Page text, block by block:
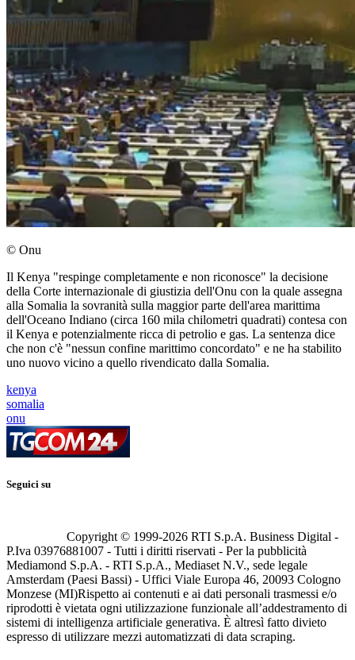
© Onu
Il Kenya "respinge completamente e non riconosce" la decisione
della Corte internazionale di giustizia dell'Onu con la quale assegna
alla Somalia la sovranità sulla maggior parte dell'area marittima
dell'Oceano Indiano (circa 160 mila chilometri quadrati) contesa con
il Kenya e potenzialmente ricca di petrolio e gas. La sentenza dice
che non c'è "nessun confine marittimo concordato" e ne ha stabilito
uno nuovo vicino a quello rivendicato dalla Somalia.
kenya
somalia
onu
Seguici su
Copyright © 1999-2026 RTI S.p.A. Business Digital -
P.Iva 03976881007 - Tutti i diritti riservati - Per la pubblicità
Mediamond S.p.A. - RTI S.p.A., Mediaset N.V., sede legale
Amsterdam (Paesi Bassi) - Uffici Viale Europa 46, 20093 Cologno
Monzese (MI)Rispetto ai contenuti e ai dati personali trasmessi e/o
riprodotti è vietata ogni utilizzazione funzionale all’addestramento di
sistemi di intelligenza artificiale generativa. È altresì fatto divieto
espresso di utilizzare mezzi automatizzati di data scraping.